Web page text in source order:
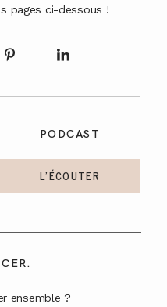
ensemble ?
pages ci-dessous !
PODCAST
L'ÉCOUTER